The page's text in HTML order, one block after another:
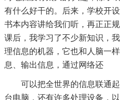
有什么好干的。后来，学校开
书本内容讲给我们听，再正正
课后，我学习了不少新知识，
理信息的机器，它也和人脑一
息、输出信息，通过网络还
可以把全世界的信息联通起
台电脑，还有许多处理设备，